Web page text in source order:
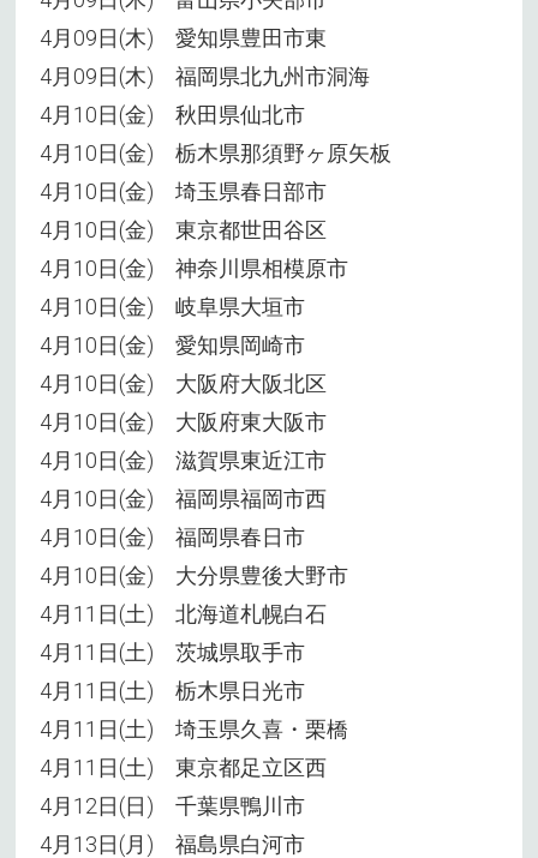
4月09日(木) 愛知県豊田市東
4月09日(木) 福岡県北九州市洞海
4月10日(金) 秋田県仙北市
4月10日(金) 栃木県那須野ヶ原矢板
4月10日(金) 埼玉県春日部市
4月10日(金) 東京都世田谷区
4月10日(金) 神奈川県相模原市
4月10日(金) 岐阜県大垣市
4月10日(金) 愛知県岡崎市
4月10日(金) 大阪府大阪北区
4月10日(金) 大阪府東大阪市
4月10日(金) 滋賀県東近江市
4月10日(金) 福岡県福岡市西
4月10日(金) 福岡県春日市
4月10日(金) 大分県豊後大野市
4月11日(土) 北海道札幌白石
4月11日(土) 茨城県取手市
4月11日(土) 栃木県日光市
4月11日(土) 埼玉県久喜・栗橋
4月11日(土) 東京都足立区西
4月12日(日) 千葉県鴨川市
4月13日(月) 福島県白河市